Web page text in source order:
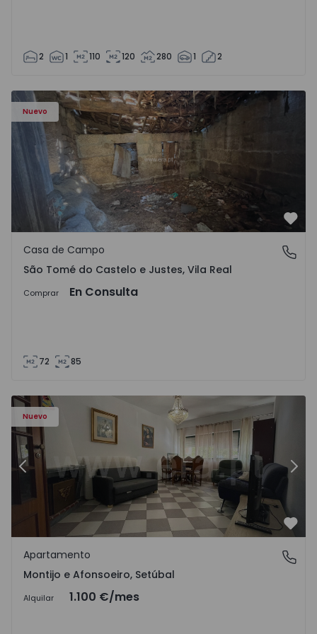
2 1 110 120 280 1 2
Nuevo
Casa Vila Real, São Tomé do Castelo e Justes - 1575189 - 1
São Tomé do Castelo e Justes, Vila Real
Casa de Campo
São Tomé do Castelo e Justes, Vila Real
Comprar En Consulta
72 85
Nuevo
- 1
Apartamento T2 Montijo, Montijo e Afonsoeiro -
Anterior
Montijo e Afonsoeiro, Setúbal
Apartamento
Montijo e Afonsoeiro, Setúbal
Alquilar 1.100 €/mes